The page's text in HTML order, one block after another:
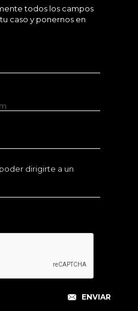
todos los campos
caso y ponernos en
dirigirte a un